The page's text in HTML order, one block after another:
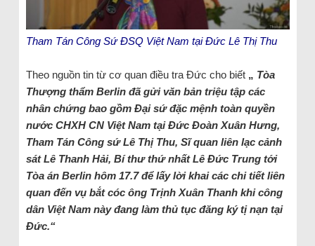
Tham Tán Công Sứ ĐSQ Việt Nam tại Đức Lê Thị Thu
Theo nguồn tin từ cơ quan điều tra Đức cho biết „ Tòa
Thượng thẩm Berlin đã gửi văn bản triệu tập các
nhân chứng bao gồm Đại sứ đặc mệnh toàn quyền
nước CHXH CN Việt Nam tại Đức Đoàn Xuân Hưng,
Tham Tán Công sứ Lê Thị Thu, Sĩ quan liên lạc cảnh
sát Lê Thanh Hải, Bí thư thứ nhất Lê Đức Trung tới
Tòa án Berlin hôm 17.7 để lấy lời khai các chi tiết liên
quan đến vụ bắt cóc ông Trịnh Xuân Thanh khi công
dân Việt Nam này đang làm thủ tục đăng ký tị nạn tại
Đức.“